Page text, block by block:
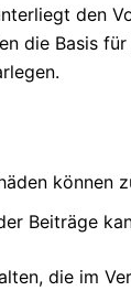
den
die Basis
können
Beiträge
die im